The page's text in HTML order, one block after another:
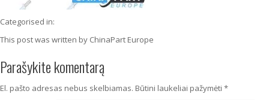
Categorised in:
This post was written by ChinaPart Europe
Parašykite komentarą
El. pašto adresas nebus skelbiamas. Būtini laukeliai pažymėti *